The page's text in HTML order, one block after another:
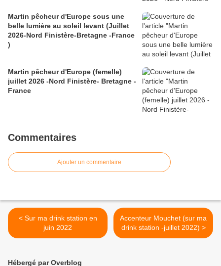
Martin pêcheur d'Europe sous une
belle lumière au soleil levant (Juillet
2026-Nord Finistère-Bretagne -France
)
Martin pêcheur d'Europe (femelle)
juillet 2026 -Nord Finistère- Bretagne -
France
Commentaires
Ajouter un commentaire
< Sur ma drink station en
juin 2022
Accenteur Mouchet (sur ma
drink station -juillet 2022) >
Hébergé par Overblog